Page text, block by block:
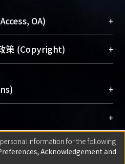
and promote researcher
Library integrates the
with “Academic
OA) +
度提升資訊取用性的社會運
是透過將研究著作公開供使
速研究發展、提升研究影響
選深入了解OA）
策 (Copyright) +
匯入者所有，或由第三方贊
認該版權所有者及第三方同
the submission is your
you have the right to
+
Guide)
Manual)
Service)
+
算機中心帳號登入
+
information for the following
Acknowledgement and